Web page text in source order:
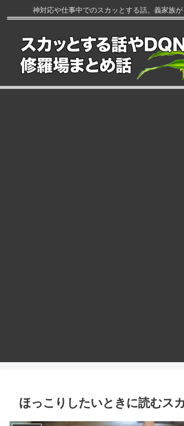
神対応や仕事中でのスカッとする話。義家族が
ほっこりしたいときに読むス